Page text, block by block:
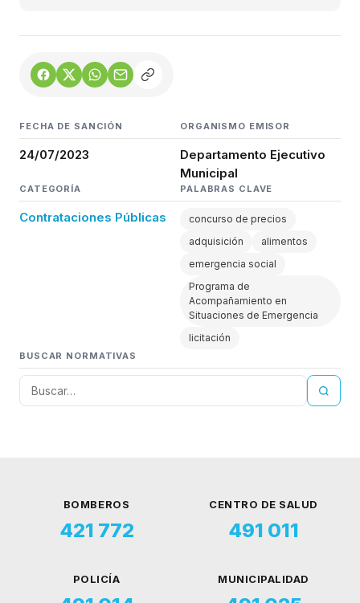
FECHA DE SANCIÓN
24/07/2023
ORGANISMO EMISOR
Departamento Ejecutivo
Municipal
CATEGORÍA
Contrataciones Públicas
PALABRAS CLAVE
concurso de precios
adquisición
alimentos
emergencia social
Programa de
Acompañamiento en
Situaciones de Emergencia
licitación
BUSCAR NORMATIVAS
BOMBEROS
421 772
CENTRO DE SALUD
491 011
POLICÍA MUNICIPALIDAD